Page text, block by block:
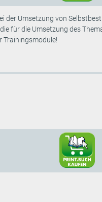
Umsetzung von
für die Umsetzung des
Trainingsmodule!